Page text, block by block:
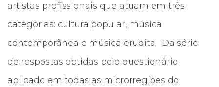
artistas profissionais que atuam em três
categorias: cultura popular, música
contemporânea e música erudita. Da série
de respostas obtidas pelo questionário
aplicado em todas as microrregiões do